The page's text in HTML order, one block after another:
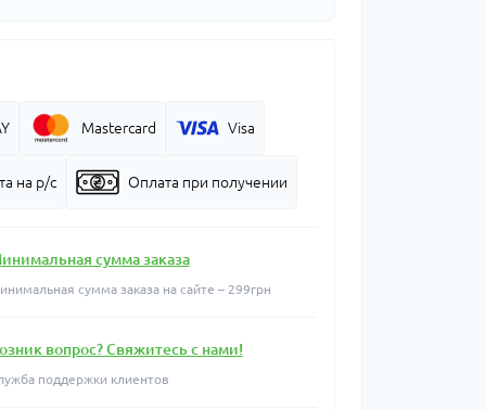
Mastercard Visa
на р/с Оплата при получении
сумма заказа
сумма заказа на сайте – 299грн
вопрос? Свяжитесь с нами!
поддержки клиентов